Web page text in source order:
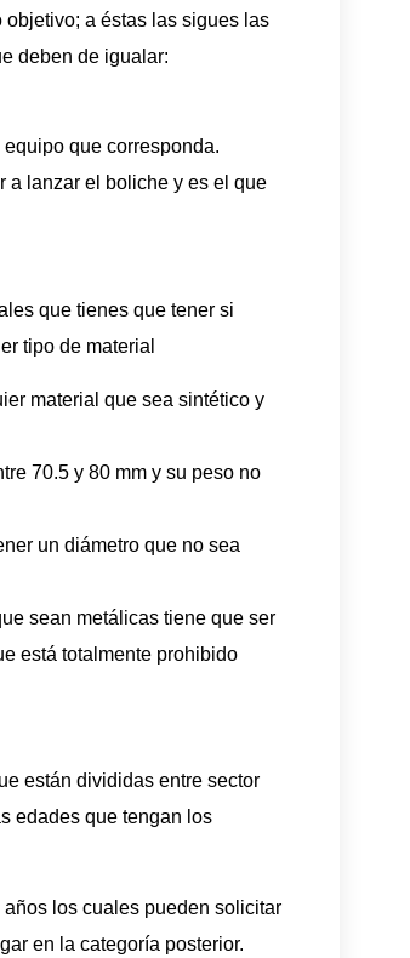
a éstas las sigues las
deben de igualar:
que corresponda.
a lanzar el boliche y es el que
que tienes que tener si
tipo de material
material que sea sintético y
70.5 y 80 mm y su peso no
un diámetro que no sea
sean metálicas tiene que ser
está totalmente prohibido
están divididas entre sector
edades que tengan los
los cuales pueden solicitar
en la categoría posterior.